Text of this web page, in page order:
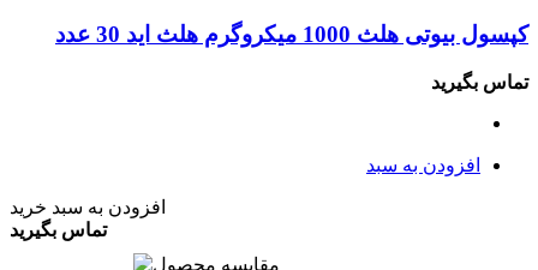
کپسول بیوتی هلث 1000 میکروگرم هلث اید 30 عدد
تماس بگیرید
افزودن به سبد
افزودن به سبد خرید
تماس بگیرید